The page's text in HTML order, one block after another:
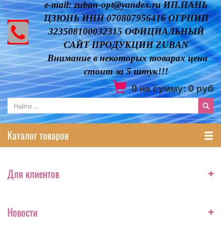
e-mail: zuban-opt@yandex.ru ИП.ПАНЬ
ЦЗЮНЬ ИНН 070807956416 ОГРНИП
323508100032315 ОФИЦИАЛЬНЫЙ
САЙТ ПРОДУКЦИИ ZUBAN
Внимание в некоторых товарах цена
стоит за 5 штук!!!
0на сумму:0руб
Каталог товаров
Для клиентов +
Новости +